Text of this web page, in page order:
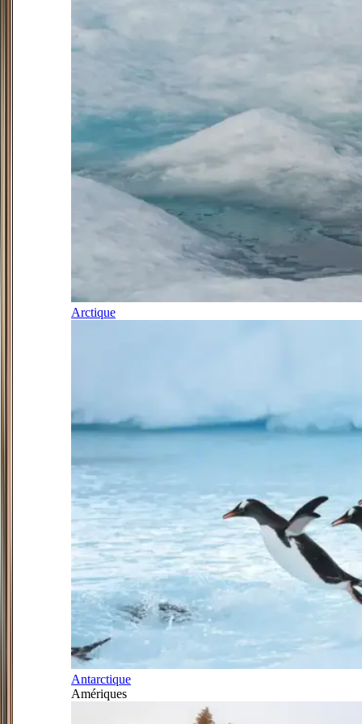
Arctique
Antarctique
Amériques